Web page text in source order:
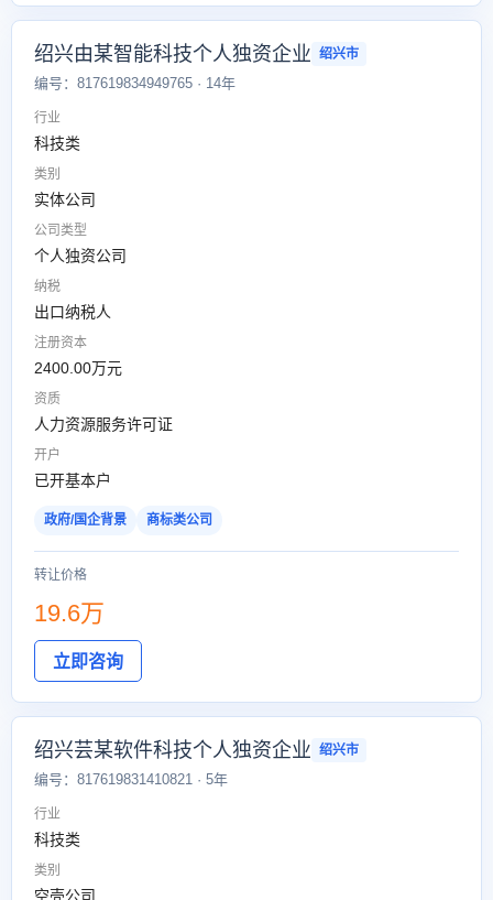
绍兴由某智能科技个人独资企业 绍兴市
编号：817619834949765 · 14年
行业
科技类
类别
实体公司
公司类型
个人独资公司
纳税
出口纳税人
注册资本
2400.00万元
资质
人力资源服务许可证
开户
已开基本户
政府/国企背景 商标类公司
转让价格
19.6万
立即咨询
绍兴芸某软件科技个人独资企业 绍兴市
编号：817619831410821 · 5年
行业
科技类
类别
空壳公司